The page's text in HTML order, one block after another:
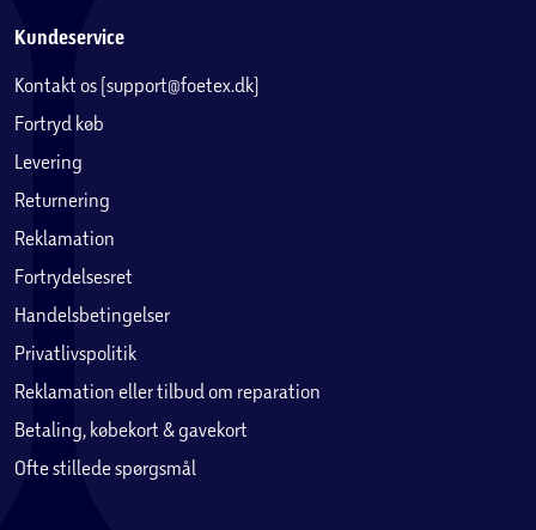
Kundeservice
Kontakt os (support@foetex.dk)
Fortryd køb
Levering
Returnering
Reklamation
Fortrydelsesret
Handelsbetingelser
Privatlivspolitik
Reklamation eller tilbud om reparation
Betaling, købekort & gavekort
Ofte stillede spørgsmål